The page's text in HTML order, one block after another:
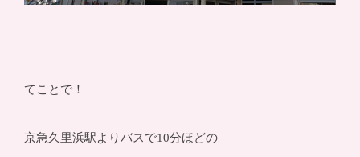
てことで！
京急久里浜駅よりバスで10分ほどの